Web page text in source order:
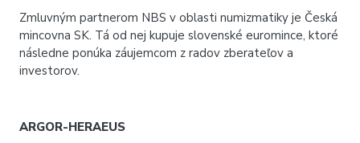
Zmluvným partnerom NBS v oblasti numizmatiky je Česká
mincovna SK. Tá od nej kupuje slovenské euromince, ktoré
následne ponúka záujemcom z radov zberateľov a
investorov.
ARGOR-HERAEUS